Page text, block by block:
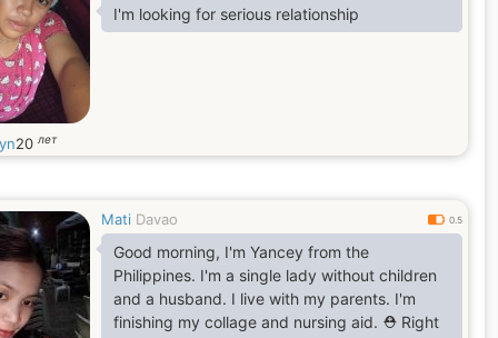
I'm looking for serious relationship
20 лет
Mati Davao 0.5
Good morning, I'm Yancey from the
Philippines. I'm a single lady without children
and a husband. I live with my parents. I'm
finishing my collage and nursing aid. ⛑️ Right